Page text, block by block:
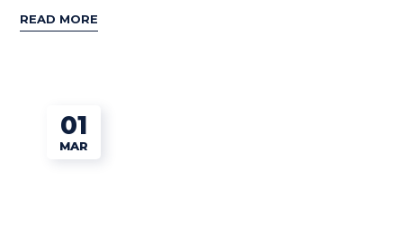
READ MORE
01
MAR